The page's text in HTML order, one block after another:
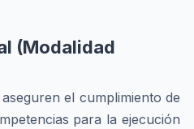
(Modalidad
el cumplimiento de
para la ejecución